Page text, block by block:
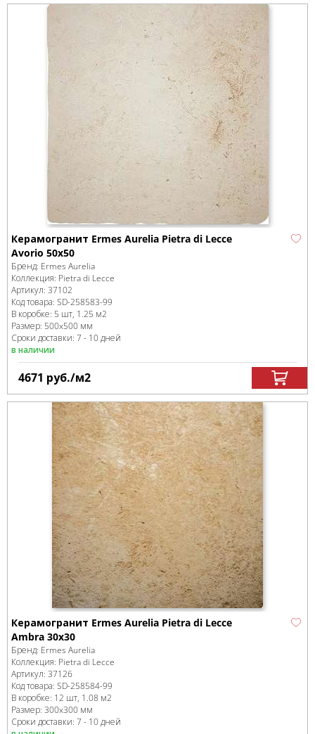
Керамогранит Ermes Aurelia Pietra di Lecce
Avorio 50x50
Бренд: Ermes Aurelia
Коллекция: Pietra di Lecce
Артикул: 37102
Код товара: SD-258583-99
В коробке: 5 шт, 1.25 м2
Размер: 500x500 мм
Сроки доставки: 7 - 10 дней
в наличии
4671 руб./м2
Керамогранит Ermes Aurelia Pietra di Lecce
Ambra 30x30
Бренд: Ermes Aurelia
Коллекция: Pietra di Lecce
Артикул: 37126
Код товара: SD-258584-99
В коробке: 12 шт, 1.08 м2
Размер: 300x300 мм
Сроки доставки: 7 - 10 дней